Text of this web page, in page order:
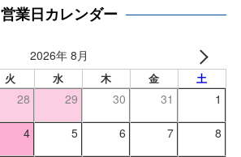
営業日カレンダー
2026年 8月
火 水 木 金 土
28 29 30 31 1
4 5 6 7 8